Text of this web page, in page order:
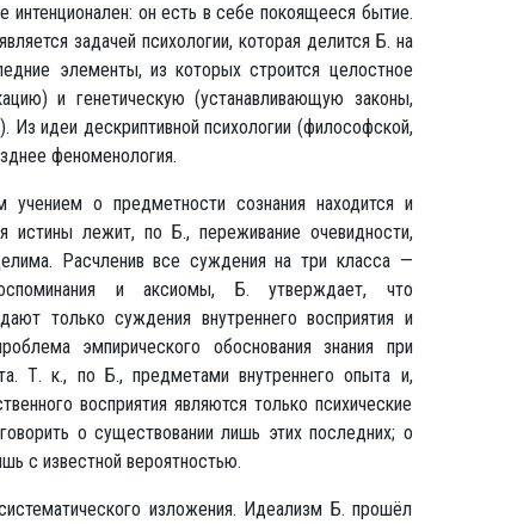
интенционален: он есть в себе покоящееся бытие.
задачей психологии, которая делится Б. на
элементы, из которых строится целостное
и генетическую (устанавливающую законы,
Из идеи дескриптивной психологии (философской,
феноменология.
о предметности сознания находится и
истины лежит, по Б., переживание очевидности,
Расчленив все суждения на три класса —
и аксиомы, Б. утверждает, что
только суждения внутреннего восприятия и
эмпирического обоснования знания при
Т. к., по Б., предметами внутреннего опыта и,
восприятия являются только психические
о существовании лишь этих последних; о
с известной вероятностью.
изложения. Идеализм Б. прошёл